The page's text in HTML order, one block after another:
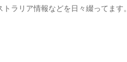
ラリア情報などを日々綴ってます。